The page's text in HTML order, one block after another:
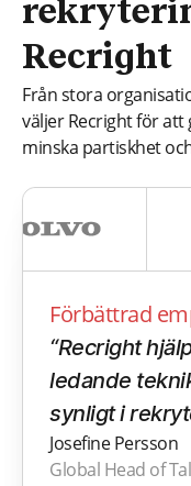
Recright
Från stora
väljer Recright för
minska partiskhet
Förbättrad
“Recright
ledande
synligt i
Josefine Persson
Global Head of